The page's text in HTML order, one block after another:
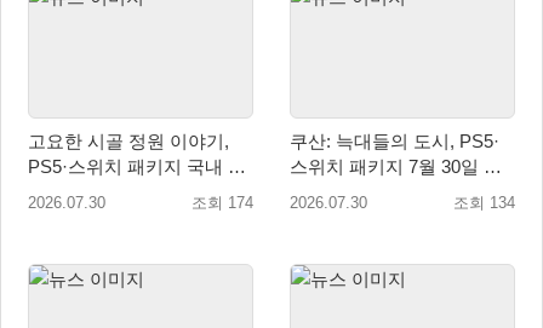
고요한 시골 정원 이야기,
PS5·스위치 패키지 국내 정
식 출시
2026.07.30 조회 174
쿠산: 늑대들의 도시, PS5·
스위치 패키지 7월 30일 국
내 정식 출시
2026.07.30 조회 134